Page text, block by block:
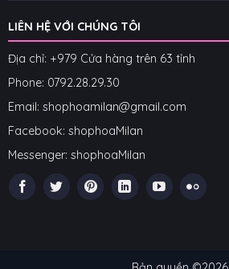
LIÊN HỆ VỚI CHÚNG TÔI
Địa chỉ: +979 Cửa hàng trên 63 tỉnh
Phone: 0792.28.29.30
Email: shophoamilan@gmail.com
Facebook: shophoaMilan
Messenger: shophoaMilan